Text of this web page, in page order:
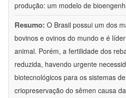
produção: um modelo de
Resumo: O Brasil possui um dos
bovinos e ovinos do mundo e é
animal. Porém, a fertilidade dos
reduzida, havendo urgente
biotecnológicos para os sistemas
criopreservação do sêmen causa